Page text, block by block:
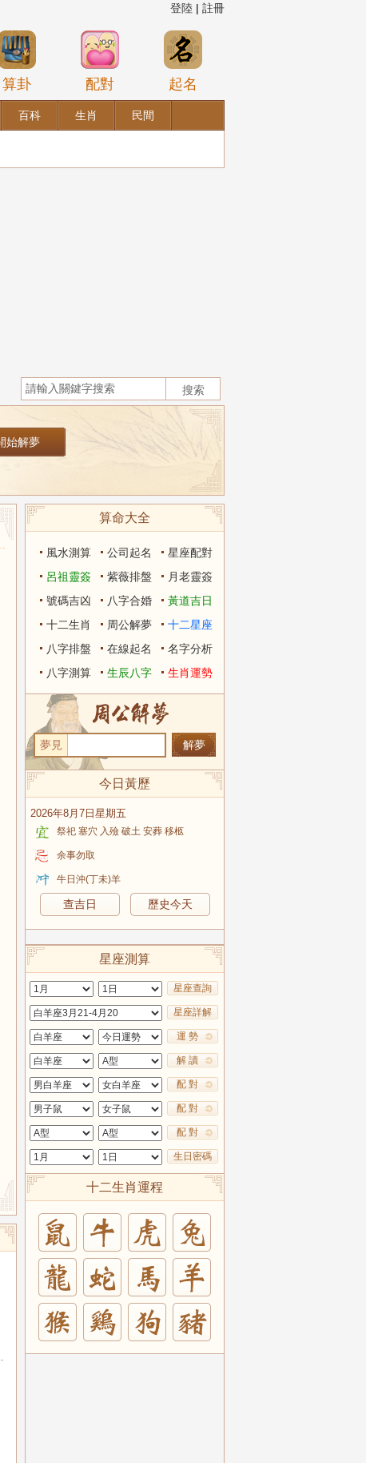
登陸 | 註冊
算卦 配對 起名
百科 生肖 民間
算命大全
風水測算 公司起名
星座配對
呂祖靈簽
紫薇排盤
月老靈簽
號碼吉凶
八字合婚
黃道吉日
十二生肖
周公解夢
十二星座
八字排盤
在線起名
名字分析
八字測算
生辰八字 生肖運勢
夢見
今日黃歷
2026年8月7日星期五
祭祀 塞穴 入殮 破土 安葬 移柩
余事勿取
牛日沖(丁未)羊
查吉日 歷史今天
星座測算
星座查詢
星座詳解
運 勢
解 讀
配 對
配 對
配 對
生日密碼
十二生肖運程